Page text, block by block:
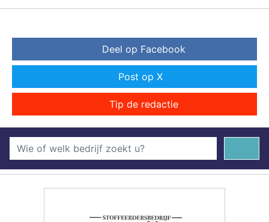
Deel op Facebook
Post op X
Tip de redactie